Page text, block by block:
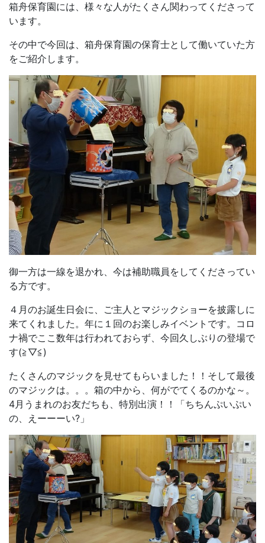
箱舟保育園には、様々な人がたくさん関わってくださって
います。
その中で今回は、箱舟保育園の保育士として働いていた方
をご紹介します。
御一方は一線を退かれ、今は補助職員をしてくださってい
る方です。
４月のお誕生日会に、ご主人とマジックショーを披露しに
来てくれました。年に１回のお楽しみイベントです。コロ
ナ禍でここ数年は行われておらず、今回久しぶりの登場で
す(≧▽≦)
たくさんのマジックを見せてもらいました！！そして最後
のマジックは。。。箱の中から、何がでてくるのかな～。
4月うまれのお友だちも、特別出演！！「ちちんぷいぷい
の、えーーーい?」